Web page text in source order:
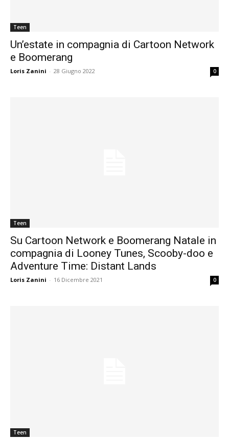
Teen
Un’estate in compagnia di Cartoon Network
e Boomerang
Loris Zanini - 28 Giugno 2022 0
Teen
Su Cartoon Network e Boomerang Natale in
compagnia di Looney Tunes, Scooby-doo e
Adventure Time: Distant Lands
Loris Zanini - 16 Dicembre 2021 0
Teen